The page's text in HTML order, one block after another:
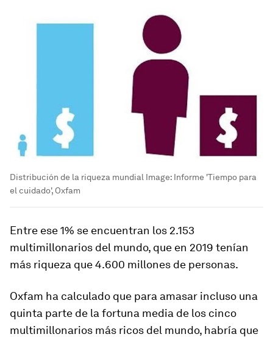
Distribución de la riqueza mundial Image: Informe 'Tiempo para
el cuidado', Oxfam
Entre ese 1% se encuentran los 2.153
multimillonarios del mundo, que en 2019 tenían
más riqueza que 4.600 millones de personas.
Oxfam ha calculado que para amasar incluso una
quinta parte de la fortuna media de los cinco
multimillonarios más ricos del mundo, habría que